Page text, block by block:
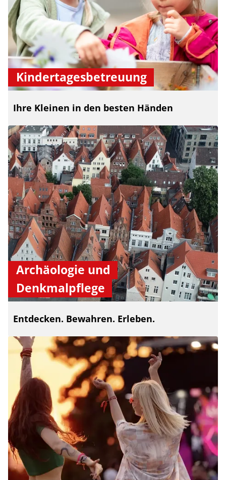
Kindertagesbetreuung
Ihre Kleinen in den besten Händen
Archäologie und
Denkmalpflege
Entdecken. Bewahren. Erleben.